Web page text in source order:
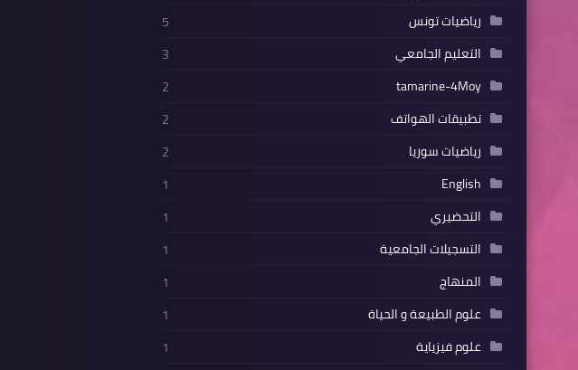
رياضيات تونس
5
التعليم الجامعي
3
tamarine-4Moy
2
تطبيقات الهواتف
2
رياضيات سوريا
2
English
1
التحضيري
1
التسجيلات الجامعية
1
المنهاج
1
علوم الطبيعة و الحياة
1
علوم فيزياية
1